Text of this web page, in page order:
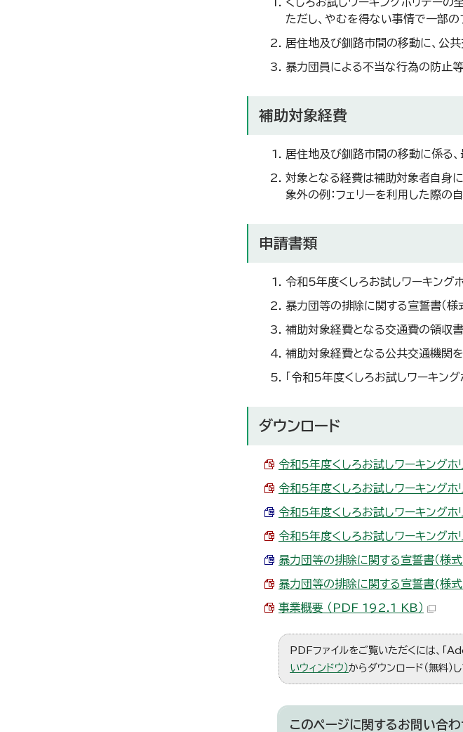
ただし、やむを得ない事情で一部の
居住地及び釧路市間の移動に、公共
暴力団員による不当な行為の防止
補助対象経費
居住地及び釧路市間の移動に係る
対象となる経費は補助対象者自身
象外の例：フェリーを利用した際の
申請書類
令和5年度くしろお試しワーキング
暴力団等の排除に関する宣誓書（様
補助対象経費となる交通費の領収
補助対象経費となる公共交通機関
「令和5年度くしろお試しワーキン
ダウンロード
令和5年度くしろお試しワーキング
令和5年度くしろお試しワーキング
令和5年度くしろお試しワーキング
令和5年度くしろお試しワーキング
暴力団等の排除に関する宣誓書（様
暴力団等の排除に関する宣誓書(様
事業概要 （PDF 192.1 KB）
PDFファイルをご覧いただくには、「
いウィンドウ）からダウンロード（無料）
このページに関するお問い合わ